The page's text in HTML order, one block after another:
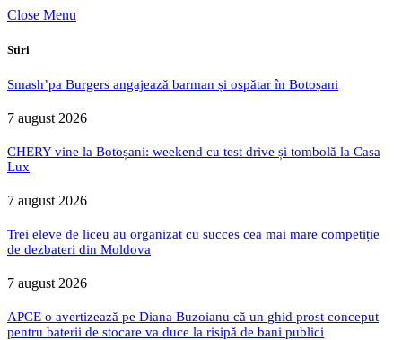
Close Menu
Stiri
Smash’pa Burgers angajează barman și ospătar în Botoșani
7 august 2026
CHERY vine la Botoșani: weekend cu test drive și tombolă la Casa
Lux
7 august 2026
Trei eleve de liceu au organizat cu succes cea mai mare competiție
de dezbateri din Moldova
7 august 2026
APCE o avertizează pe Diana Buzoianu că un ghid prost conceput
pentru baterii de stocare va duce la risipă de bani publici